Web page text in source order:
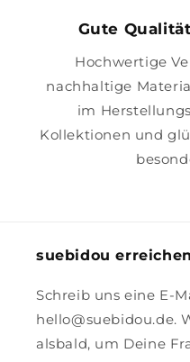
Gute
Hochwertige
nachhaltige
im
Kollektionen und
suebidou erreichen
Schreib uns eine E-
hello@suebidou.de.
alsbald, um Deine